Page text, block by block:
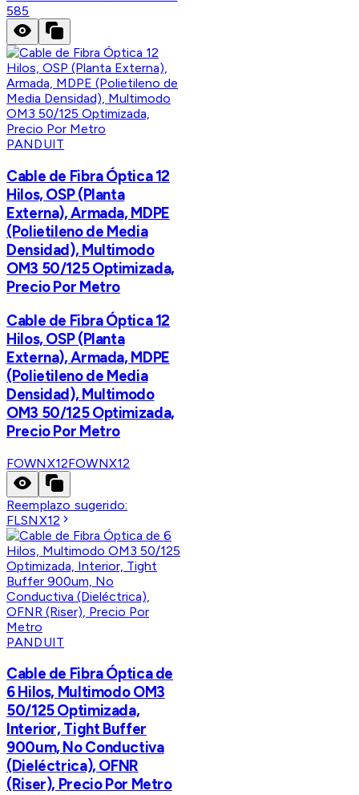
585
PANDUIT
Cable de Fibra Óptica 12
Hilos, OSP (Planta
Externa), Armada, MDPE
(Polietileno de Media
Densidad), Multimodo
OM3 50/125 Optimizada,
Precio Por Metro
Cable de Fibra Óptica 12
Hilos, OSP (Planta
Externa), Armada, MDPE
(Polietileno de Media
Densidad), Multimodo
OM3 50/125 Optimizada,
Precio Por Metro
FOWNX12FOWNX12
Reemplazo sugerido:
FLSNX12
PANDUIT
Cable de Fibra Óptica de
6 Hilos, Multimodo OM3
50/125 Optimizada,
Interior, Tight Buffer
900um, No Conductiva
(Dieléctrica), OFNR
(Riser), Precio Por Metro